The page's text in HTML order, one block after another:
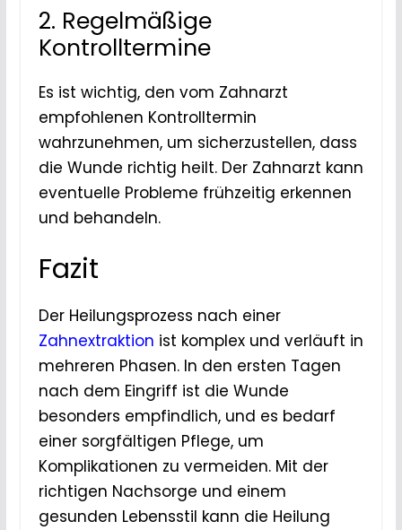
2. Regelmäßige
Kontrolltermine
Es ist wichtig, den vom Zahnarzt
empfohlenen Kontrolltermin
wahrzunehmen, um sicherzustellen, dass
die Wunde richtig heilt. Der Zahnarzt kann
eventuelle Probleme frühzeitig erkennen
und behandeln.
Fazit
Der Heilungsprozess nach einer
Zahnextraktion ist komplex und verläuft in
mehreren Phasen. In den ersten Tagen
nach dem Eingriff ist die Wunde
besonders empfindlich, und es bedarf
einer sorgfältigen Pflege, um
Komplikationen zu vermeiden. Mit der
richtigen Nachsorge und einem
gesunden Lebensstil kann die Heilung